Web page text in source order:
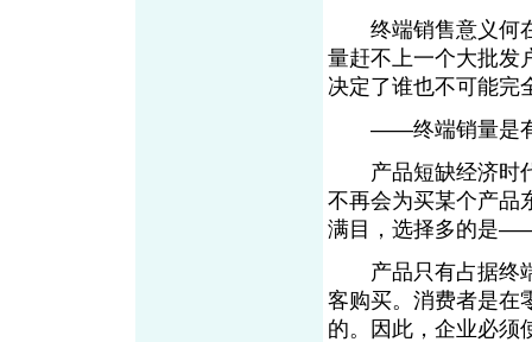
终端销售意义何在
量赶不上一个大批发
决定了谁也不可能完
——终端销量是有
产品短缺经济时代
不再会为买某个产品
满目，选择多的是
产品只有占据终端
客购买。消费者是在
的。因此，企业必须